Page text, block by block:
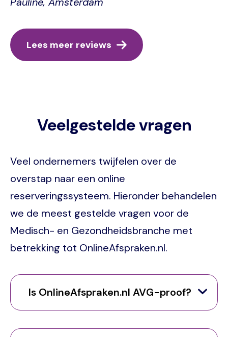
Lees meer reviews
Veelgestelde vragen
Veel ondernemers twijfelen over de
overstap naar een online
reserveringssysteem. Hieronder behandelen
we de meest gestelde vragen voor de
Medisch- en Gezondheidsbranche met
betrekking tot OnlineAfspraken.nl.
Is OnlineAfspraken.nl AVG-proof?